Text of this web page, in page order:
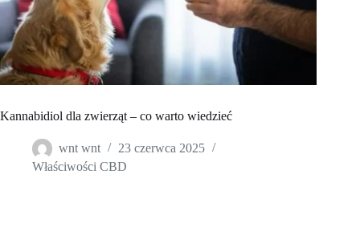
Kannabidiol dla zwierząt – co warto wiedzieć
wnt wnt
23 czerwca 2025
Właściwości CBD